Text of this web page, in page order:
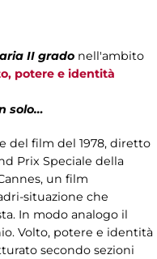
II grado nell'ambito
potere e identità
solo…
del film del 1978, diretto
Prix Speciale della
un film
situazione che
In modo analogo il
Volto, potere e identità
secondo sezioni